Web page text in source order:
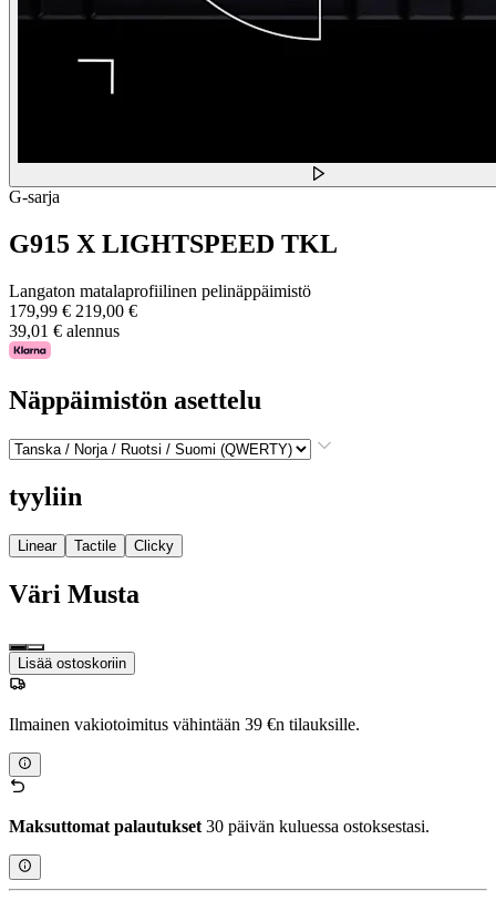
G-sarja
G915 X LIGHTSPEED TKL
Langaton matalaprofiilinen pelinäppäimistö
179,99 € 219,00 €
39,01 € alennus
Näppäimistön asettelu
tyyliin
Linear Tactile Clicky
Väri Musta
Lisää ostoskoriin
Ilmainen vakiotoimitus vähintään 39 €n tilauksille.
Maksuttomat palautukset30 päivän kuluessa ostoksestasi.